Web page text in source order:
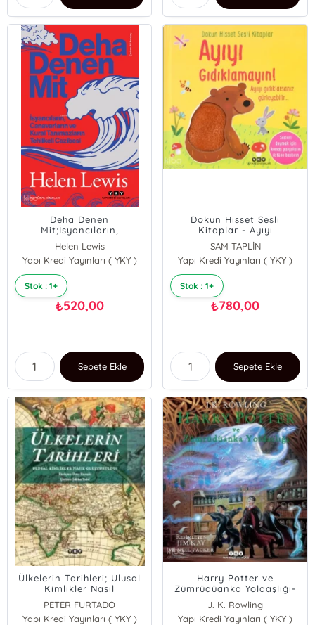
Deha Denen
Mit;İsyancıların,
Canavarların ve Kural
Tanımazların Tehlikeli
Cazibesi
Helen Lewis
Yapı Kredi Yayınları ( YKY )
Stok : 1+
₺520,00
Sepete Ekle
Dokun Hisset Sesli
Kitaplar - Ayıyı
Gıdıklamayın! (Ciltli)
SAM TAPLİN
Yapı Kredi Yayınları ( YKY )
Stok : 1+
₺780,00
Sepete Ekle
Ülkelerin Tarihleri; Ulusal
Kimlikler Nasıl
PETER FURTADO
Yapı Kredi Yayınları ( YKY )
Harry Potter ve
Zümrüdüanka Yoldaşlığı-
5 (Resimli - Özel Baskı -
Ciltli)
J. K. Rowling
Yapı Kredi Yayınları ( YKY )